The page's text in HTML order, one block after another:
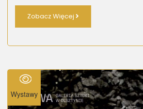
Zobacz Więcej
Wystawy